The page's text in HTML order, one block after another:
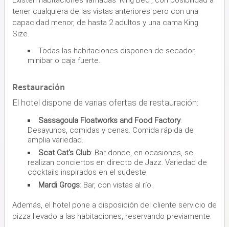
tener cualquiera de las vistas anteriores pero con una
capacidad menor, de hasta 2 adultos y una cama King
Size.
Todas las habitaciones disponen de secador,
minibar o caja fuerte.
Restauración
El hotel dispone de varias ofertas de restauración:
Sassagoula Floatworks and Food Factory:
Desayunos, comidas y cenas. Comida rápida de
amplia variedad.
Scat Cat's Club: Bar donde, en ocasiones, se
realizan conciertos en directo de Jazz. Variedad de
cocktails inspirados en el sudeste.
Mardi Grogs: Bar, con vistas al río.
Además, el hotel pone a disposición del cliente servicio de
pizza llevado a las habitaciones, reservando previamente.